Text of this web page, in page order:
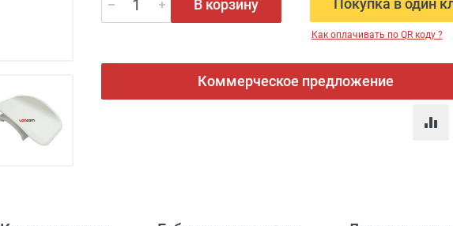
В корзину Покупка в один
Как оплачивать по QR коду ?
Коммерческое предложение